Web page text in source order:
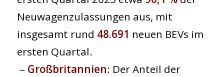
Neuwagenzulassungen aus, mit
insgesamt rund 48.691 neuen BEVs im
ersten Quartal.
– Großbritannien: Der Anteil der